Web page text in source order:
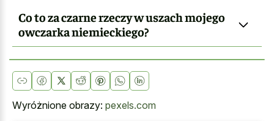
Co to za czarne rzeczy w uszach mojego
owczarka niemieckiego?
Wyróżnione obrazy: pexels.com